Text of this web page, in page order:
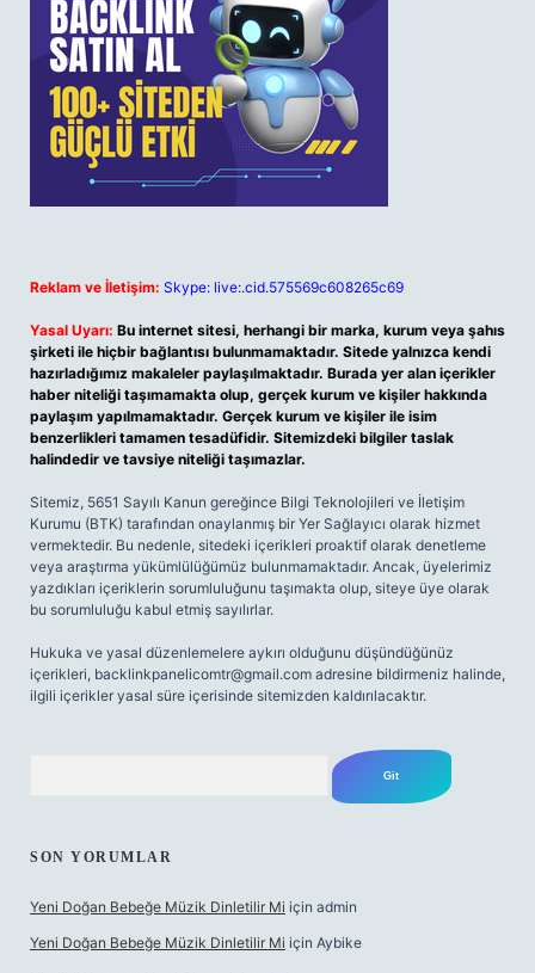
Reklam ve İletişim: Skype: live:.cid.575569c608265c69
Yasal Uyarı: Bu internet sitesi, herhangi bir marka, kurum veya şahıs
şirketi ile hiçbir bağlantısı bulunmamaktadır. Sitede yalnızca kendi
hazırladığımız makaleler paylaşılmaktadır. Burada yer alan içerikler
haber niteliği taşımamakta olup, gerçek kurum ve kişiler hakkında
paylaşım yapılmamaktadır. Gerçek kurum ve kişiler ile isim
benzerlikleri tamamen tesadüfidir. Sitemizdeki bilgiler taslak
halindedir ve tavsiye niteliği taşımazlar.
Sitemiz, 5651 Sayılı Kanun gereğince Bilgi Teknolojileri ve İletişim
Kurumu (BTK) tarafından onaylanmış bir Yer Sağlayıcı olarak hizmet
vermektedir. Bu nedenle, sitedeki içerikleri proaktif olarak denetleme
veya araştırma yükümlülüğümüz bulunmamaktadır. Ancak, üyelerimiz
yazdıkları içeriklerin sorumluluğunu taşımakta olup, siteye üye olarak
bu sorumluluğu kabul etmiş sayılırlar.
Hukuka ve yasal düzenlemelere aykırı olduğunu düşündüğünüz
içerikleri, backlinkpanelicomtr@gmail.com adresine bildirmeniz halinde,
ilgili içerikler yasal süre içerisinde sitemizden kaldırılacaktır.
SON YORUMLAR
Yeni Doğan Bebeğe Müzik Dinletilir Mi için admin
Yeni Doğan Bebeğe Müzik Dinletilir Mi için Aybike